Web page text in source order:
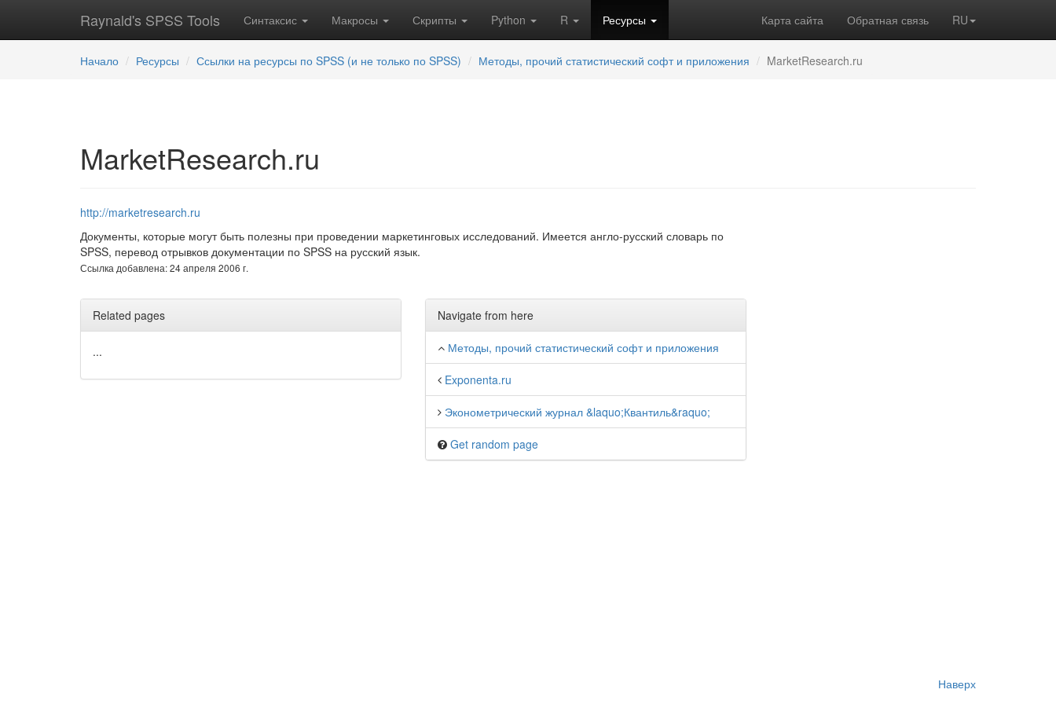
Raynald's SPSS Tools Синтаксис Макросы Скрипты Python R Ресурсы Карта сайта Обратная связь RU
Начало Ресурсы Ссылки на ресурсы по SPSS (и не только по SPSS) Методы, прочий статистический софт и приложения MarketResearch.ru
MarketResearch.ru
http://marketresearch.ru
Документы, которые могут быть полезны при проведении маркетинговых исследований. Имеется англо-русский словарь по
SPSS, перевод отрывков документации по SPSS на русский язык.
Ссылка добавлена: 24 апреля 2006 г.
Related pages
...
Navigate from here
Методы, прочий статистический софт и приложения
Exponenta.ru
Эконометрический журнал &laquo;Квантиль&raquo;
Get random page
Наверх